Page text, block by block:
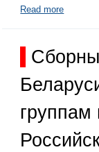
Read more
группам